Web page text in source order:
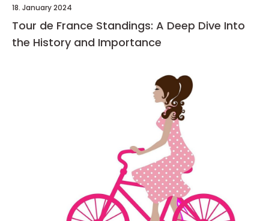
18. January 2024
Tour de France Standings: A Deep Dive Into
the History and Importance